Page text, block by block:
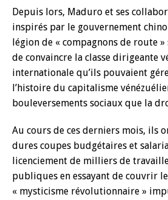
Depuis lors, Maduro et ses
inspirés par le gouvernement
légion de « compagnons de route
de convaincre la classe dirigeante
internationale qu’ils pouvaient
l’histoire du capitalisme
bouleversements sociaux que la
Au cours de ces derniers mois, ils
dures coupes budgétaires et
licenciement de milliers de
publiques en essayant de couvrir
« mysticisme révolutionnaire »